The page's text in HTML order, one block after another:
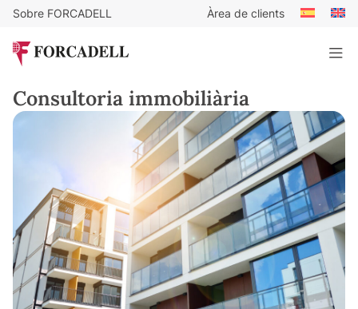
Sobre FORCADELL Àrea de clients
Consultoria immobiliària